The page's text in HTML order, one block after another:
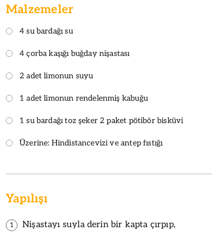
Malzemeler
4 su bardağı su
4 çorba kaşığı buğday nişastası
2 adet limonun suyu
1 adet limonun rendelenmiş kabuğu
1 su bardağı toz şeker 2 paket pötibör bisküvi
Üzerine: Hindistancevizi ve antep fıstığı
Yapılışı
1
Nişastayı suyla derin bir kapta çırpıp,